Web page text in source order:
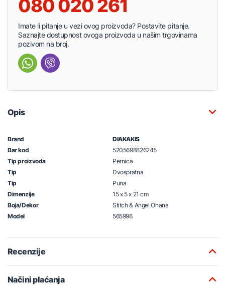
080 020 261
Imate li pitanje u vezi ovog proizvoda? Postavite pitanje.
Saznajte dostupnost ovoga proizvoda u našim trgovinama
pozivom na broj.
Opis
Brand
DIAKAKIS
Bar kod
5205698826245
Tip proizvoda
Pernica
Tip
Dvospratna
Tip
Puna
Dimenzije
15 x 5 x 21 cm
Boja/Dekor
Stitch & Angel Ohana
Model
565996
Recenzije
Načini plaćanja